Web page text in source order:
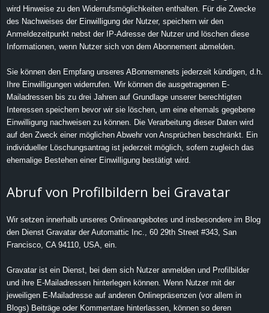
wird Hinweise zu den Widerrufsmöglichkeiten enthalten. Für die Zwecke
des Nachweises der Einwilligung der Nutzer, speichern wir den
Anmeldezeitpunkt nebst der IP-Adresse der Nutzer und löschen diese
Informationen, wenn Nutzer sich von dem Abonnement abmelden.
Sie können den Empfang unseres ABonnemenets jederzeit kündigen, d.h.
Ihre Einwilligungen widerrufen. Wir können die ausgetragenen E-
Mailadressen bis zu drei Jahren auf Grundlage unserer berechtigten
Interessen speichern bevor wir sie löschen, um eine ehemals gegebene
Einwilligung nachweisen zu können. Die Verarbeitung dieser Daten wird
auf den Zweck einer möglichen Abwehr von Ansprüchen beschränkt. Ein
individueller Löschungsantrag ist jederzeit möglich, sofern zugleich das
ehemalige Bestehen einer Einwilligung bestätigt wird.
Abruf von Profilbildern bei Gravatar
Wir setzen innerhalb unseres Onlineangebotes und insbesondere im Blog
den Dienst Gravatar der Automattic Inc., 60 29th Street #343, San
Francisco, CA 94110, USA, ein.
Gravatar ist ein Dienst, bei dem sich Nutzer anmelden und Profilbilder
und ihre E-Mailadressen hinterlegen können. Wenn Nutzer mit der
jeweiligen E-Mailadresse auf anderen Onlinepräsenzen (vor allem in
Blogs) Beiträge oder Kommentare hinterlassen, können so deren